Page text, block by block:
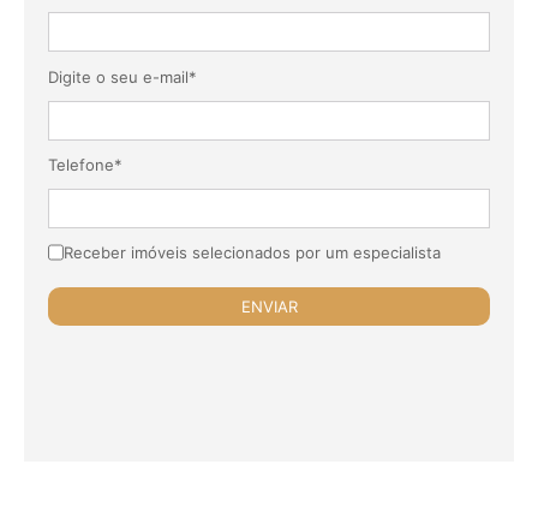
Digite o seu e-mail*
Telefone*
Receber imóveis selecionados por um especialista